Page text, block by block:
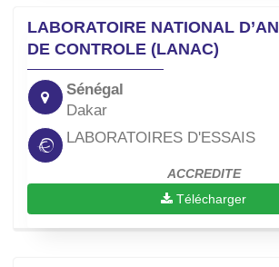
LABORATOIRE NATIONAL
DE CONTROLE (LANAC)
Sénégal
Dakar
LABORATOIRES D'ESSAIS
ACCREDITE
Télécharger